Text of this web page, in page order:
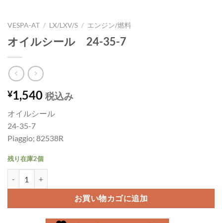
VESPA-AT / LX/LXV/S / エンジン/燃料
オイルシール 24-35-7
¥1,540 税込み
オイルシール
24-35-7
Piaggio; 82538R
残り在庫2個
お買い物カゴに追加